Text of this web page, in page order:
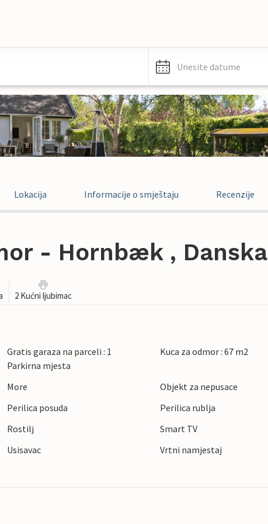
Unesite datume
Lokacija Informacije o smještaju Recenzije
- Hornbæk , Danska
2 Kućni ljubimac
Gratis garaza na parceli : 1
Parkirna mjesta
Kuca za odmor : 67 m2
More
Objekt za nepusace
Perilica posuda
Perilica rublja
Rostilj
Smart TV
Usisavac
Vrtni namjestaj